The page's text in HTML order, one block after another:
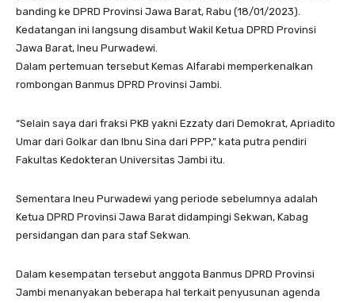
banding ke DPRD Provinsi Jawa Barat, Rabu (18/01/2023).
Kedatangan ini langsung disambut Wakil Ketua DPRD Provinsi
Jawa Barat, Ineu Purwadewi.
Dalam pertemuan tersebut Kemas Alfarabi memperkenalkan
rombongan Banmus DPRD Provinsi Jambi.
“Selain saya dari fraksi PKB yakni Ezzaty dari Demokrat, Apriadito
Umar dari Golkar dan Ibnu Sina dari PPP,” kata putra pendiri
Fakultas Kedokteran Universitas Jambi itu.
Sementara Ineu Purwadewi yang periode sebelumnya adalah
Ketua DPRD Provinsi Jawa Barat didampingi Sekwan, Kabag
persidangan dan para staf Sekwan.
Dalam kesempatan tersebut anggota Banmus DPRD Provinsi
Jambi menanyakan beberapa hal terkait penyusunan agenda